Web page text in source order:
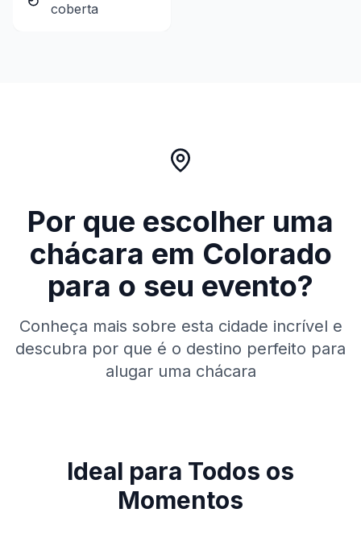
coberta
Por que escolher uma
chácara em Colorado
para o seu evento?
Conheça mais sobre esta cidade incrível e
descubra por que é o destino perfeito para
alugar uma chácara
Ideal para Todos os
Momentos